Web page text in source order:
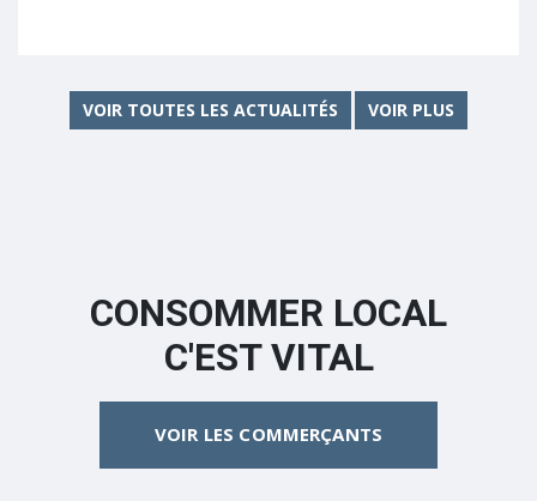
VOIR TOUTES LES ACTUALITÉS VOIR PLUS
CONSOMMER LOCAL
C'EST VITAL
VOIR LES COMMERÇANTS